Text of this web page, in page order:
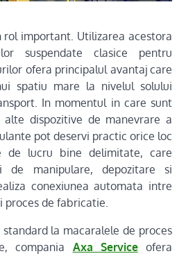
rol important. Utilizarea acestora
suspendate clasice pentru
ofera principalul avantaj care
spatiu mare la nivelul solului
In momentul in care sunt
dispozitive de manevrare a
pot deservi practic orice loc
de lucru bine delimitate, care
de manipulare, depozitare si
conexiunea automata intre
de fabricatie.
la macaralele de proces
compania Axa Serviceofera